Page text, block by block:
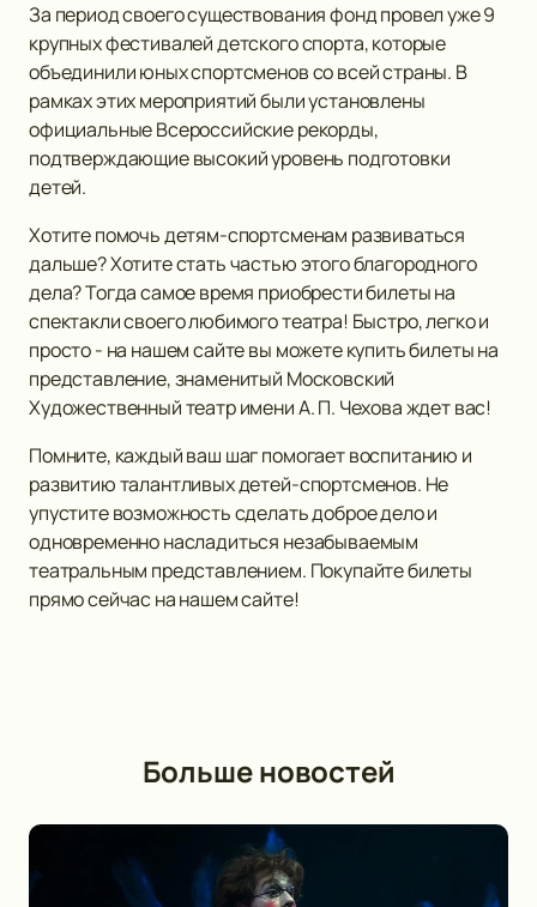
За период своего существования фонд провел уже 9
крупных фестивалей детского спорта, которые
объединили юных спортсменов со всей страны. В
рамках этих мероприятий были установлены
официальные Всероссийские рекорды,
подтверждающие высокий уровень подготовки
детей.
Хотите помочь детям-спортсменам развиваться
дальше? Хотите стать частью этого благородного
дела? Тогда самое время приобрести билеты на
спектакли своего любимого театра! Быстро, легко и
просто - на нашем сайте вы можете купить билеты на
представление, знаменитый Московский
Художественный театр имени А. П. Чехова ждет вас!
Помните, каждый ваш шаг помогает воспитанию и
развитию талантливых детей-спортсменов. Не
упустите возможность сделать доброе дело и
одновременно насладиться незабываемым
театральным представлением. Покупайте билеты
прямо сейчас на нашем сайте!
Больше новостей